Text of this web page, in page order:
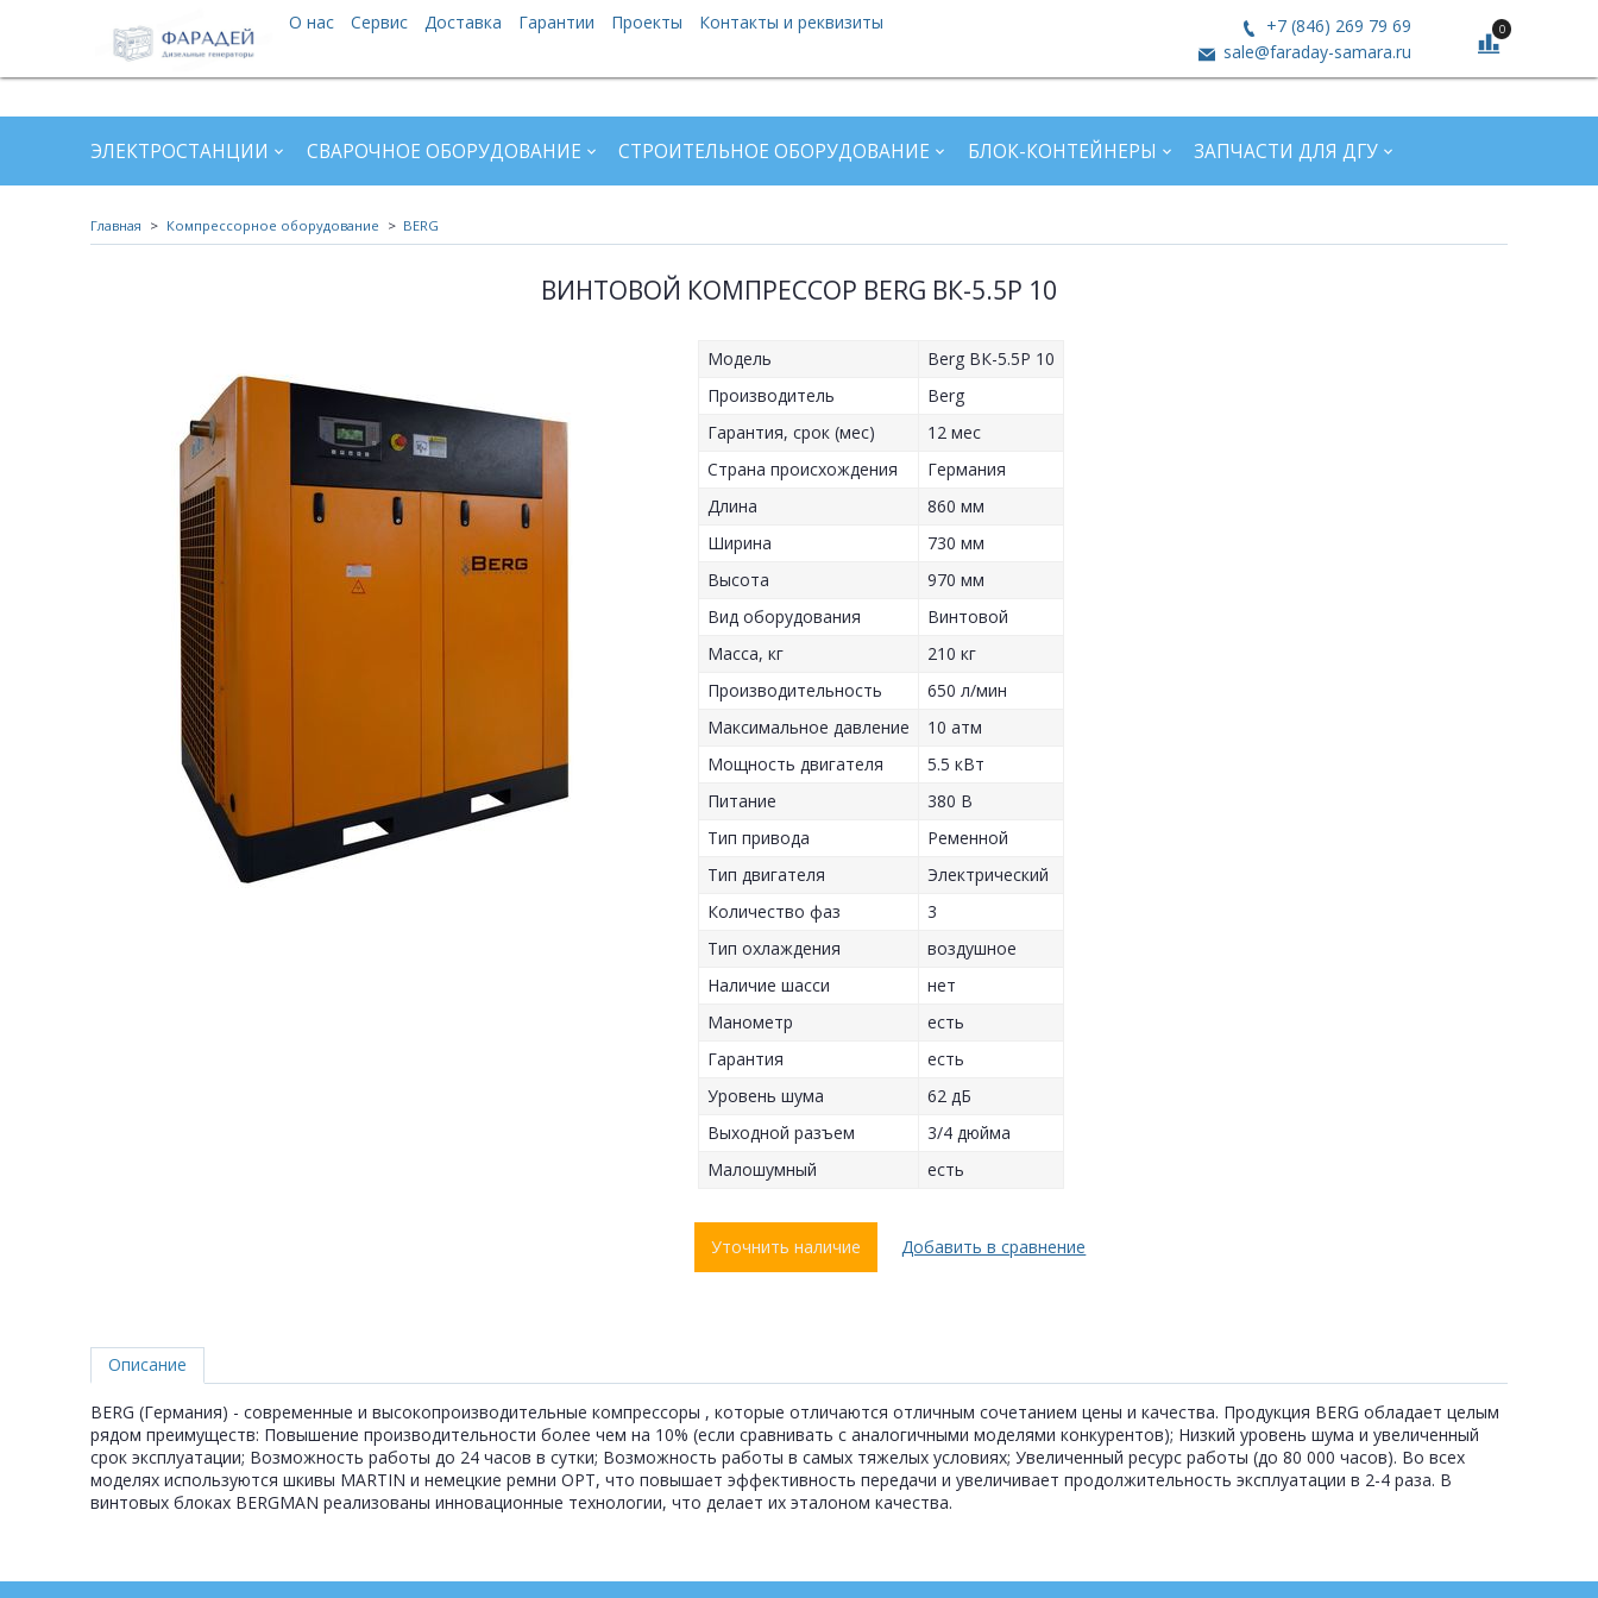
О нас Сервис Доставка Гарантии Проекты Контакты и реквизиты
+7 (846) 269 79 69
sale@faraday-samara.ru
0
ЭЛЕКТРОСТАНЦИИ СВАРОЧНОЕ ОБОРУДОВАНИЕ СТРОИТЕЛЬНОЕ ОБОРУДОВАНИЕ БЛОК-КОНТЕЙНЕРЫ ЗАПЧАСТИ ДЛЯ ДГУ
Главная Компрессорное оборудование BERG
ВИНТОВОЙ КОМПРЕССОР BERG ВК-5.5Р 10
Модель
Berg ВК-5.5Р 10
Производитель
Berg
Гарантия, срок (мес)
12 мес
Страна происхождения
Германия
Длина
860 мм
Ширина
730 мм
Высота
970 мм
Вид оборудования
Винтовой
Масса, кг
210 кг
Производительность
650 л/мин
Максимальное давление
10 атм
Мощность двигателя
5.5 кВт
Питание
380 В
Тип привода
Ременной
Тип двигателя
Электрический
Количество фаз
3
Тип охлаждения
воздушное
Наличие шасси
нет
Манометр
есть
Гарантия
есть
Уровень шума
62 дБ
Выходной разъем
3/4 дюйма
Малошумный
есть
Уточнить наличие Добавить в сравнение
Описание
BERG (Германия) - современные и высокопроизводительные компрессоры , которые отличаются отличным сочетанием цены и качества. Продукция BERG обладает целым
рядом преимуществ: Повышение производительности более чем на 10% (если сравнивать с аналогичными моделями конкурентов); Низкий уровень шума и увеличенный
срок эксплуатации; Возможность работы до 24 часов в сутки; Возможность работы в самых тяжелых условиях; Увеличенный ресурс работы (до 80 000 часов). Во всех
моделях используются шкивы MARTIN и немецкие ремни ОРТ, что повышает эффективность передачи и увеличивает продолжительность эксплуатации в 2-4 раза. В
винтовых блоках BERGMAN реализованы инновационные технологии, что делает их эталоном качества.